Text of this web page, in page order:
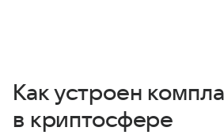
Как устроен
в криптосфере